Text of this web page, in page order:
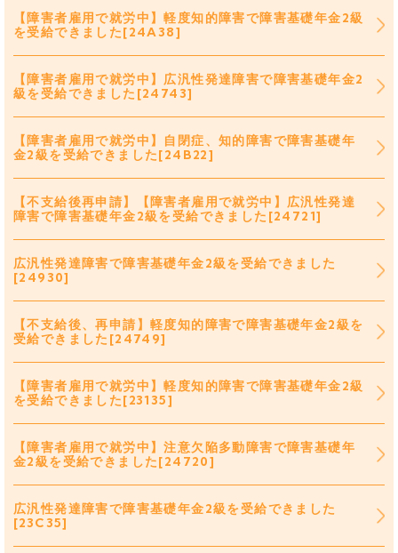
【障害者雇用で就労中】軽度知的障害で障害基礎年金2級
を受給できました[24A38]
【障害者雇用で就労中】広汎性発達障害で障害基礎年金2
級を受給できました[24743]
【障害者雇用で就労中】自閉症、知的障害で障害基礎年
金2級を受給できました[24B22]
【不支給後再申請】【障害者雇用で就労中】広汎性発達
障害で障害基礎年金2級を受給できました[24721]
広汎性発達障害で障害基礎年金2級を受給できました
[24930]
【不支給後、再申請】軽度知的障害で障害基礎年金2級を
受給できました[24749]
【障害者雇用で就労中】軽度知的障害で障害基礎年金2級
を受給できました[23135]
【障害者雇用で就労中】注意欠陥多動障害で障害基礎年
金2級を受給できました[24720]
広汎性発達障害で障害基礎年金2級を受給できました
[23C35]